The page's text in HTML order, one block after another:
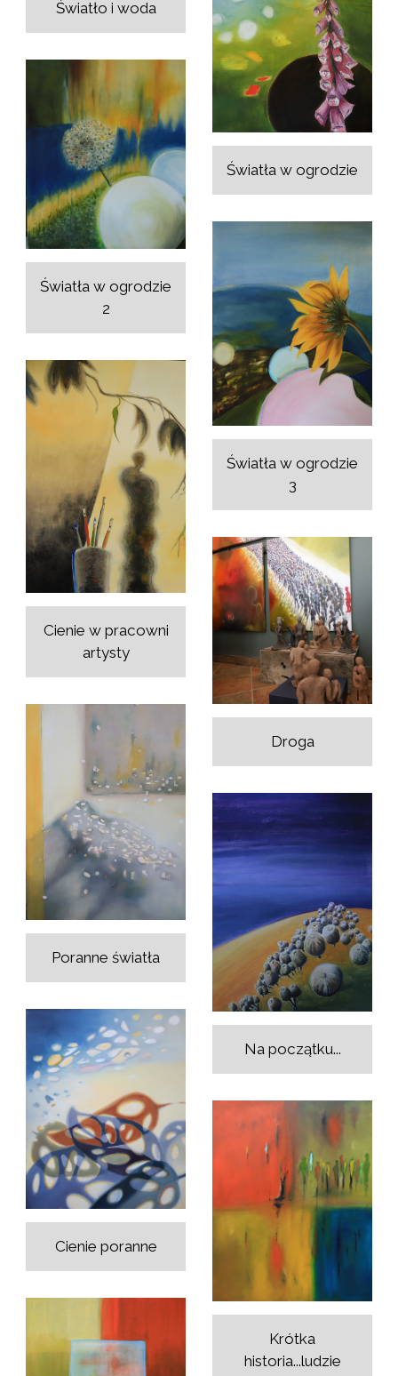
Światło i woda
Światła w ogrodzie
Światła w ogrodzie
2
Światła w ogrodzie
3
Cienie w pracowni
artysty
Droga
Poranne światła
Na początku...
Cienie poranne
Krótka
historia...ludzie